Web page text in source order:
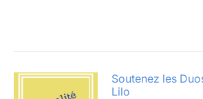
Soutenez les
Lilo